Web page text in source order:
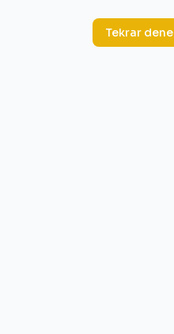
Tekrar dene